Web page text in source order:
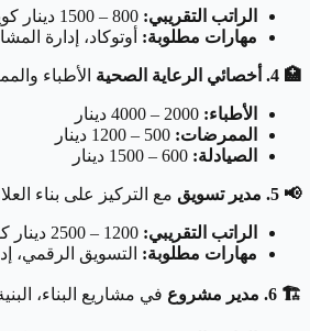
الراتب التقريبي:
مهارات مطلوبة: أوتوكاد، إدارة
🏥 4. أخصائي الرعاية الصحية الأطباء
الأطباء:
الممرضات:
الصيادلة:
📢 5. مدير تسويق مع التركيز على بناء
الراتب التقريبي:
مهارات مطلوبة: التسويق الرقمي،
🏗️ 6. مدير مشروع في مشاريع البناء،